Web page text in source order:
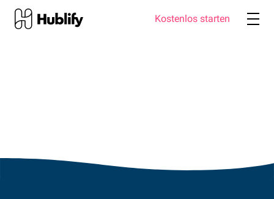
Kostenlos starten